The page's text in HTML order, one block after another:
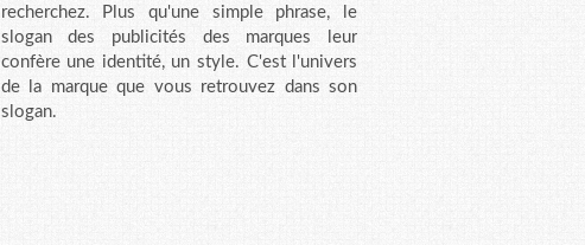
recherchez. Plus qu'une simple phrase, le
slogan des publicités des marques leur
confère une identité, un style. C'est l'univers
de la marque que vous retrouvez dans son
slogan.